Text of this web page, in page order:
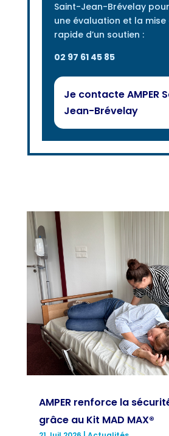
Saint-Jean-Brévelay
une évaluation et la
rapide d’un soutien :
02 97 61 45 85
Je contacte AMPER
Jean-Brévelay
AMPER renforce la
grâce au Kit MAD MAX®